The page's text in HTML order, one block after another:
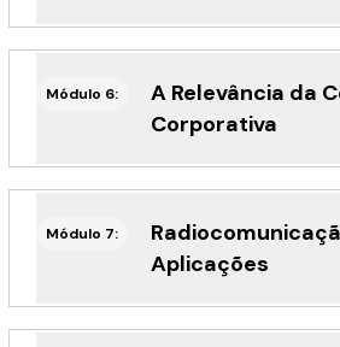
Módulo 6:
A Relevância da
Corporativa
Módulo 7:
Aplicações